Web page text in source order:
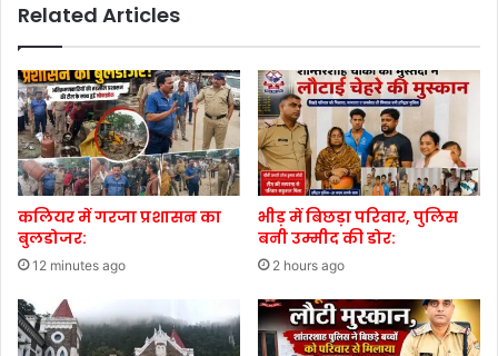
Related Articles
कलियर में गरजा प्रशासन का
बुलडोजर:
12 minutes ago
भीड़ में बिछड़ा परिवार, पुलिस
बनी उम्मीद की डोर:
2 hours ago